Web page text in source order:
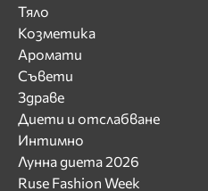
Тяло
Козметика
Аромати
Съвети
Здраве
Диети и отслабване
Интимно
Лунна диета 2026
Ruse Fashion Week